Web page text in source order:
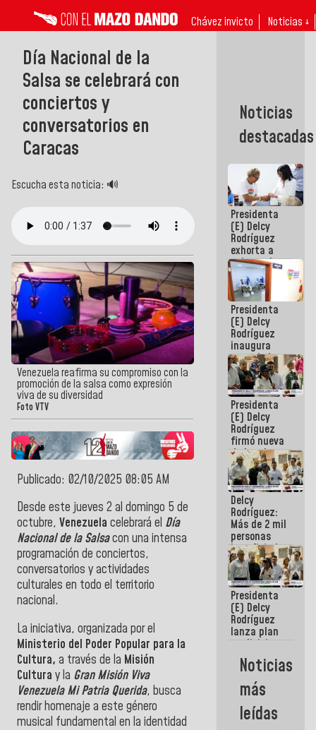
Chávez invicto Noticias ↓
Día Nacional de la
Salsa se celebrará con
conciertos y
conversatorios en
Caracas
Escucha esta noticia: 🔊
Venezuela reafirma su compromiso con la
promoción de la salsa como expresión
viva de su diversidad
Foto VTV
Publicado: 02/10/2025 08:05 AM
Desde este jueves 2 al domingo 5 de
octubre, Venezuela celebrará el Día
Nacional de la Salsacon una intensa
programación de conciertos,
conversatorios y actividades
culturales en todo el territorio
nacional.
La iniciativa, organizada por el
Ministerio del Poder Popular para la
Cultura, a través de la Misión
Cultura y la Gran Misión Viva
Venezuela Mi Patria Querida, busca
rendir homenaje a este género
musical fundamental en la identidad
Noticias
destacadas
Presidenta
(E) Delcy
Rodríguez
exhorta a
gobernadores
y alcaldes a
edificar
casas para
abuelos
Presidenta
(E) Delcy
Rodríguez
inaugura
casa de los
Abuelos
Primavera
en Caracas
Presidenta
(E) Delcy
Rodríguez
firmó nueva
de Ley de
Arrendamiento
aprobada
por la AN
Delcy
Rodríguez:
Más de 2 mil
personas
beneficiadas
con planes
para
atención de
emergencia
sísmica en
la última
semana
Presidenta
(E) Delcy
Rodríguez
lanza plan
crediticio
con subsidio
a Juntas de
Condominio
Noticias
más
leídas